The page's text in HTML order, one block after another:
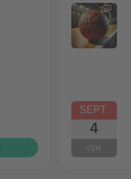
SEPT.
4
VEN.